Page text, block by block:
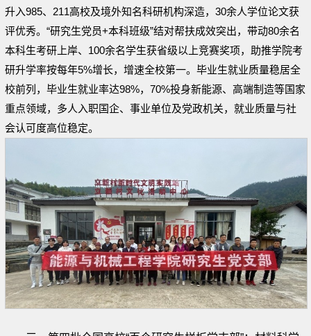
升入985、211高校及境外知名科研机构深造，30余人学位论文获
评优秀。“研究生党员+本科班级”结对帮扶成效突出，带动80余名
本科生考研上岸、100余名学生获省级以上竞赛奖项，助推学院考
研升学率按每年5%增长，增速全校第一。毕业生就业质量稳居全
校前列，毕业生就业率达98%，70%投身新能源、高端制造等国家
重点领域，多人入职国企、事业单位及党政机关，就业质量与社
会认可度高位稳定。